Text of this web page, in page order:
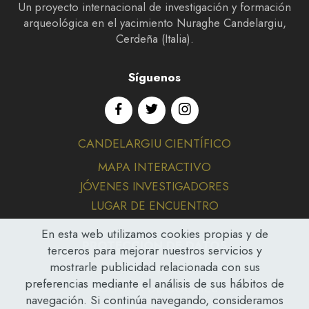
Un proyecto internacional de investigación y formación
arqueológica en el yacimiento Nuraghe Candelargiu,
Cerdeña (Italia).
Síguenos
CANDELARGIU CIENTÍFICO
MAPA INTERACTIVO
JÓVENES INVESTIGADORES
LUGAR DE ENCUENTRO
PROTECCIÓN DE DATOS
AVISO LEGAL
POLÍTICA DE COOKIES
En esta web utilizamos cookies propias y de
terceros para mejorar nuestros servicios y
mostrarle publicidad relacionada con sus
preferencias mediante el análisis de sus hábitos de
navegación. Si continúa navegando, consideramos